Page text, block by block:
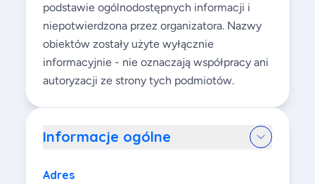
podstawie ogólnodostępnych informacji i
niepotwierdzona przez organizatora. Nazwy
obiektów zostały użyte wyłącznie
informacyjnie - nie oznaczają współpracy ani
autoryzacji ze strony tych podmiotów.
Informacje ogólne
Adres